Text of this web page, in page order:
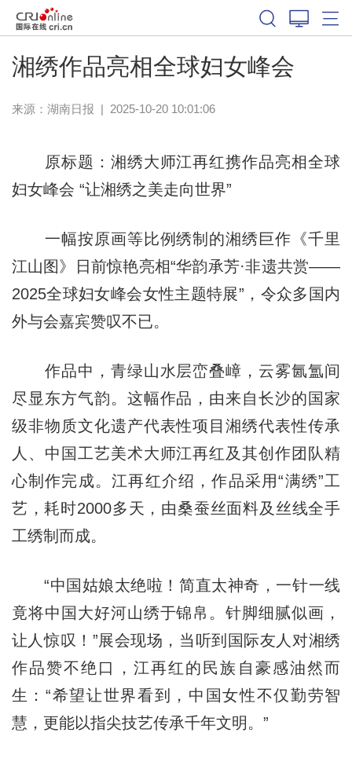
湘绣作品亮相全球妇女峰会
来源： 湖南日报 | 2025-10-20 10:01:06
原标题：湘绣大师江再红携作品亮相全球
妇女峰会 “让湘绣之美走向世界”
一幅按原画等比例绣制的湘绣巨作《千里
江山图》日前惊艳亮相“华韵承芳·非遗共赏——
2025全球妇女峰会女性主题特展”，令众多国内
外与会嘉宾赞叹不已。
作品中，青绿山水层峦叠嶂，云雾氤氲间
尽显东方气韵。这幅作品，由来自长沙的国家
级非物质文化遗产代表性项目湘绣代表性传承
人、中国工艺美术大师江再红及其创作团队精
心制作完成。江再红介绍，作品采用“满绣”工
艺，耗时2000多天，由桑蚕丝面料及丝线全手
工绣制而成。
“中国姑娘太绝啦！简直太神奇，一针一线
竟将中国大好河山绣于锦帛。针脚细腻似画，
让人惊叹！”展会现场，当听到国际友人对湘绣
作品赞不绝口，江再红的民族自豪感油然而
生：“希望让世界看到，中国女性不仅勤劳智
慧，更能以指尖技艺传承千年文明。”